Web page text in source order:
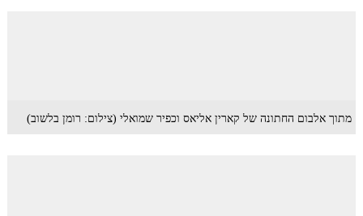
מתוך אלבום החתונה של קארין אליאס וכפיר שמואלי (צילום: רומן בלשוב)